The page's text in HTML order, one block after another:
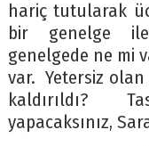
hariç tutularak
bir genelge
genelgede ne mi
var. Yetersiz
kaldırıldı?
yapacaksınız,